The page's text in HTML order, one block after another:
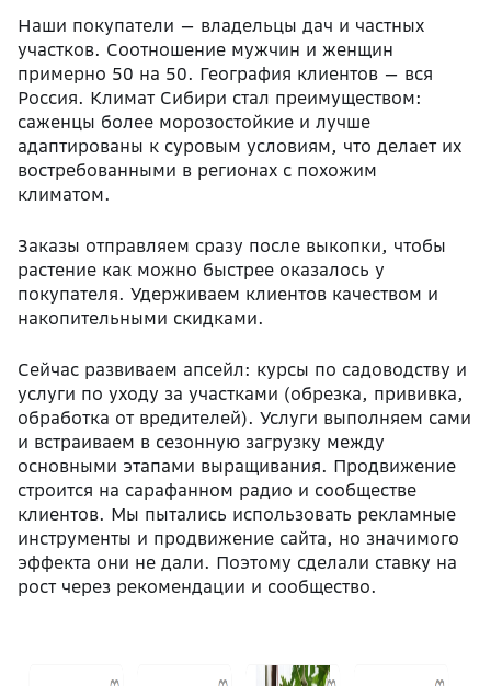
Наши покупатели — владельцы дач и частных
участков. Соотношение мужчин и женщин
примерно 50 на 50. География клиентов — вся
Россия. Климат Сибири стал преимуществом:
саженцы более морозостойкие и лучше
адаптированы к суровым условиям, что делает их
востребованными в регионах с похожим
климатом.
Заказы отправляем сразу после выкопки, чтобы
растение как можно быстрее оказалось у
покупателя. Удерживаем клиентов качеством и
накопительными скидками.
Сейчас развиваем апсейл: курсы по садоводству и
услуги по уходу за участками (обрезка, прививка,
обработка от вредителей). Услуги выполняем сами
и встраиваем в сезонную загрузку между
основными этапами выращивания. Продвижение
строится на сарафанном радио и сообществе
клиентов. Мы пытались использовать рекламные
инструменты и продвижение сайта, но значимого
эффекта они не дали. Поэтому сделали ставку на
рост через рекомендации и сообщество.